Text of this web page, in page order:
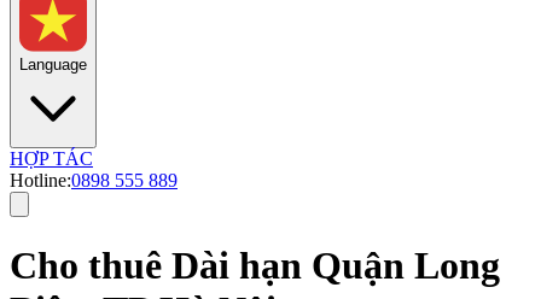
Language
HỢP TÁC
Hotline:0898 555 889
Cho thuê Dài hạn Quận Long